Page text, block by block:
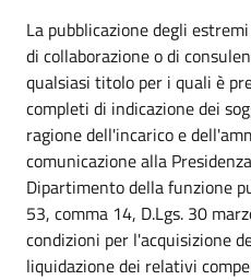
La pubblicazione degli
di collaborazione o di
qualsiasi titolo per i quali è
completi di indicazione dei
ragione dell'incarico e
comunicazione alla
Dipartimento della funzione
53, comma 14, D.Lgs. 30
condizioni per l'acquisizione
liquidazione dei relativi